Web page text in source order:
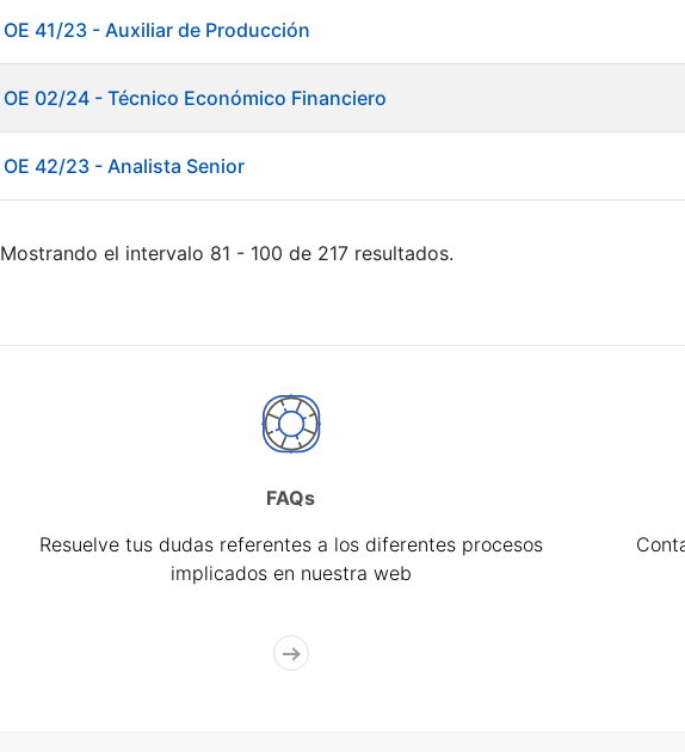
OE 41/23 - Auxiliar de Producción
OE 02/24 - Técnico Económico Financiero
OE 42/23 - Analista Senior
Mostrando el intervalo 81 - 100 de 217 resultados.
FAQs
Resuelve tus dudas referentes a los diferentes procesos
implicados en nuestra web